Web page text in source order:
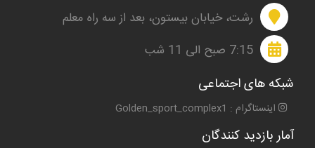
رشت، خیابان بیستون، بعد از سه راه معلم
7:15 صبح الی 11 شب
شبکه های اجتماعی
اینستاگرام : Golden_sport_complex1
آمار بازدید کنندگان